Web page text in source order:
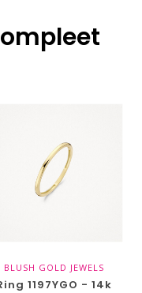
BLUSH GOLD JEWELS
1197YGO - 14k